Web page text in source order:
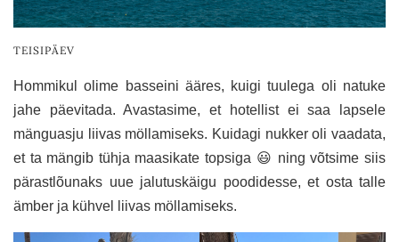
TEISIPÄEV
Hommikul olime basseini ääres, kuigi tuulega oli natuke
jahe päevitada. Avastasime, et hotellist ei saa lapsele
mänguasju liivas möllamiseks. Kuidagi nukker oli vaadata,
et ta mängib tühja maasikate topsiga 😃 ning võtsime siis
pärastlõunaks uue jalutuskäigu poodidesse, et osta talle
ämber ja kühvel liivas möllamiseks.